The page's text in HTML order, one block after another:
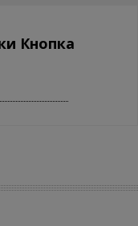
Кнопка